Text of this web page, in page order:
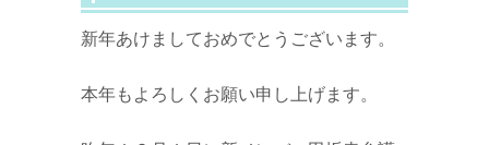
新年あけましておめでとうございます。
本年もよろしくお願い申し上げます。